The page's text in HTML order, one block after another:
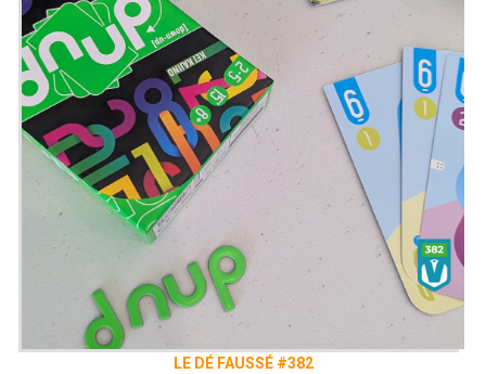
LE DÉ FAUSSÉ #382